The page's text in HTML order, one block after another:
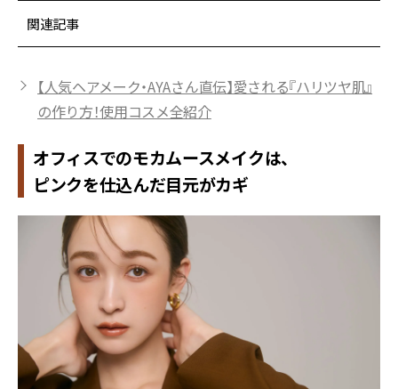
関連記事
【人気ヘアメーク・AYAさん直伝】愛される『ハリツヤ肌』
の作り方！使用コスメ全紹介
オフィスでのモカムースメイクは、
ピンクを仕込んだ目元がカギ